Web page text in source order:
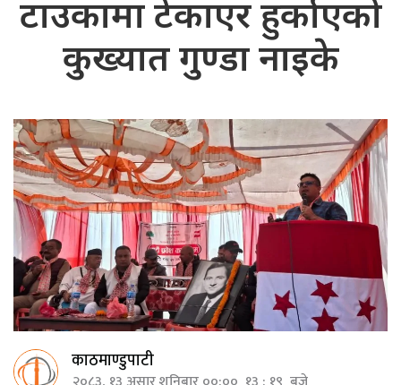
टाउकामा टेकाएर हुर्काएको
कुख्यात गुण्डा नाइके
काठमाण्डुपाटी